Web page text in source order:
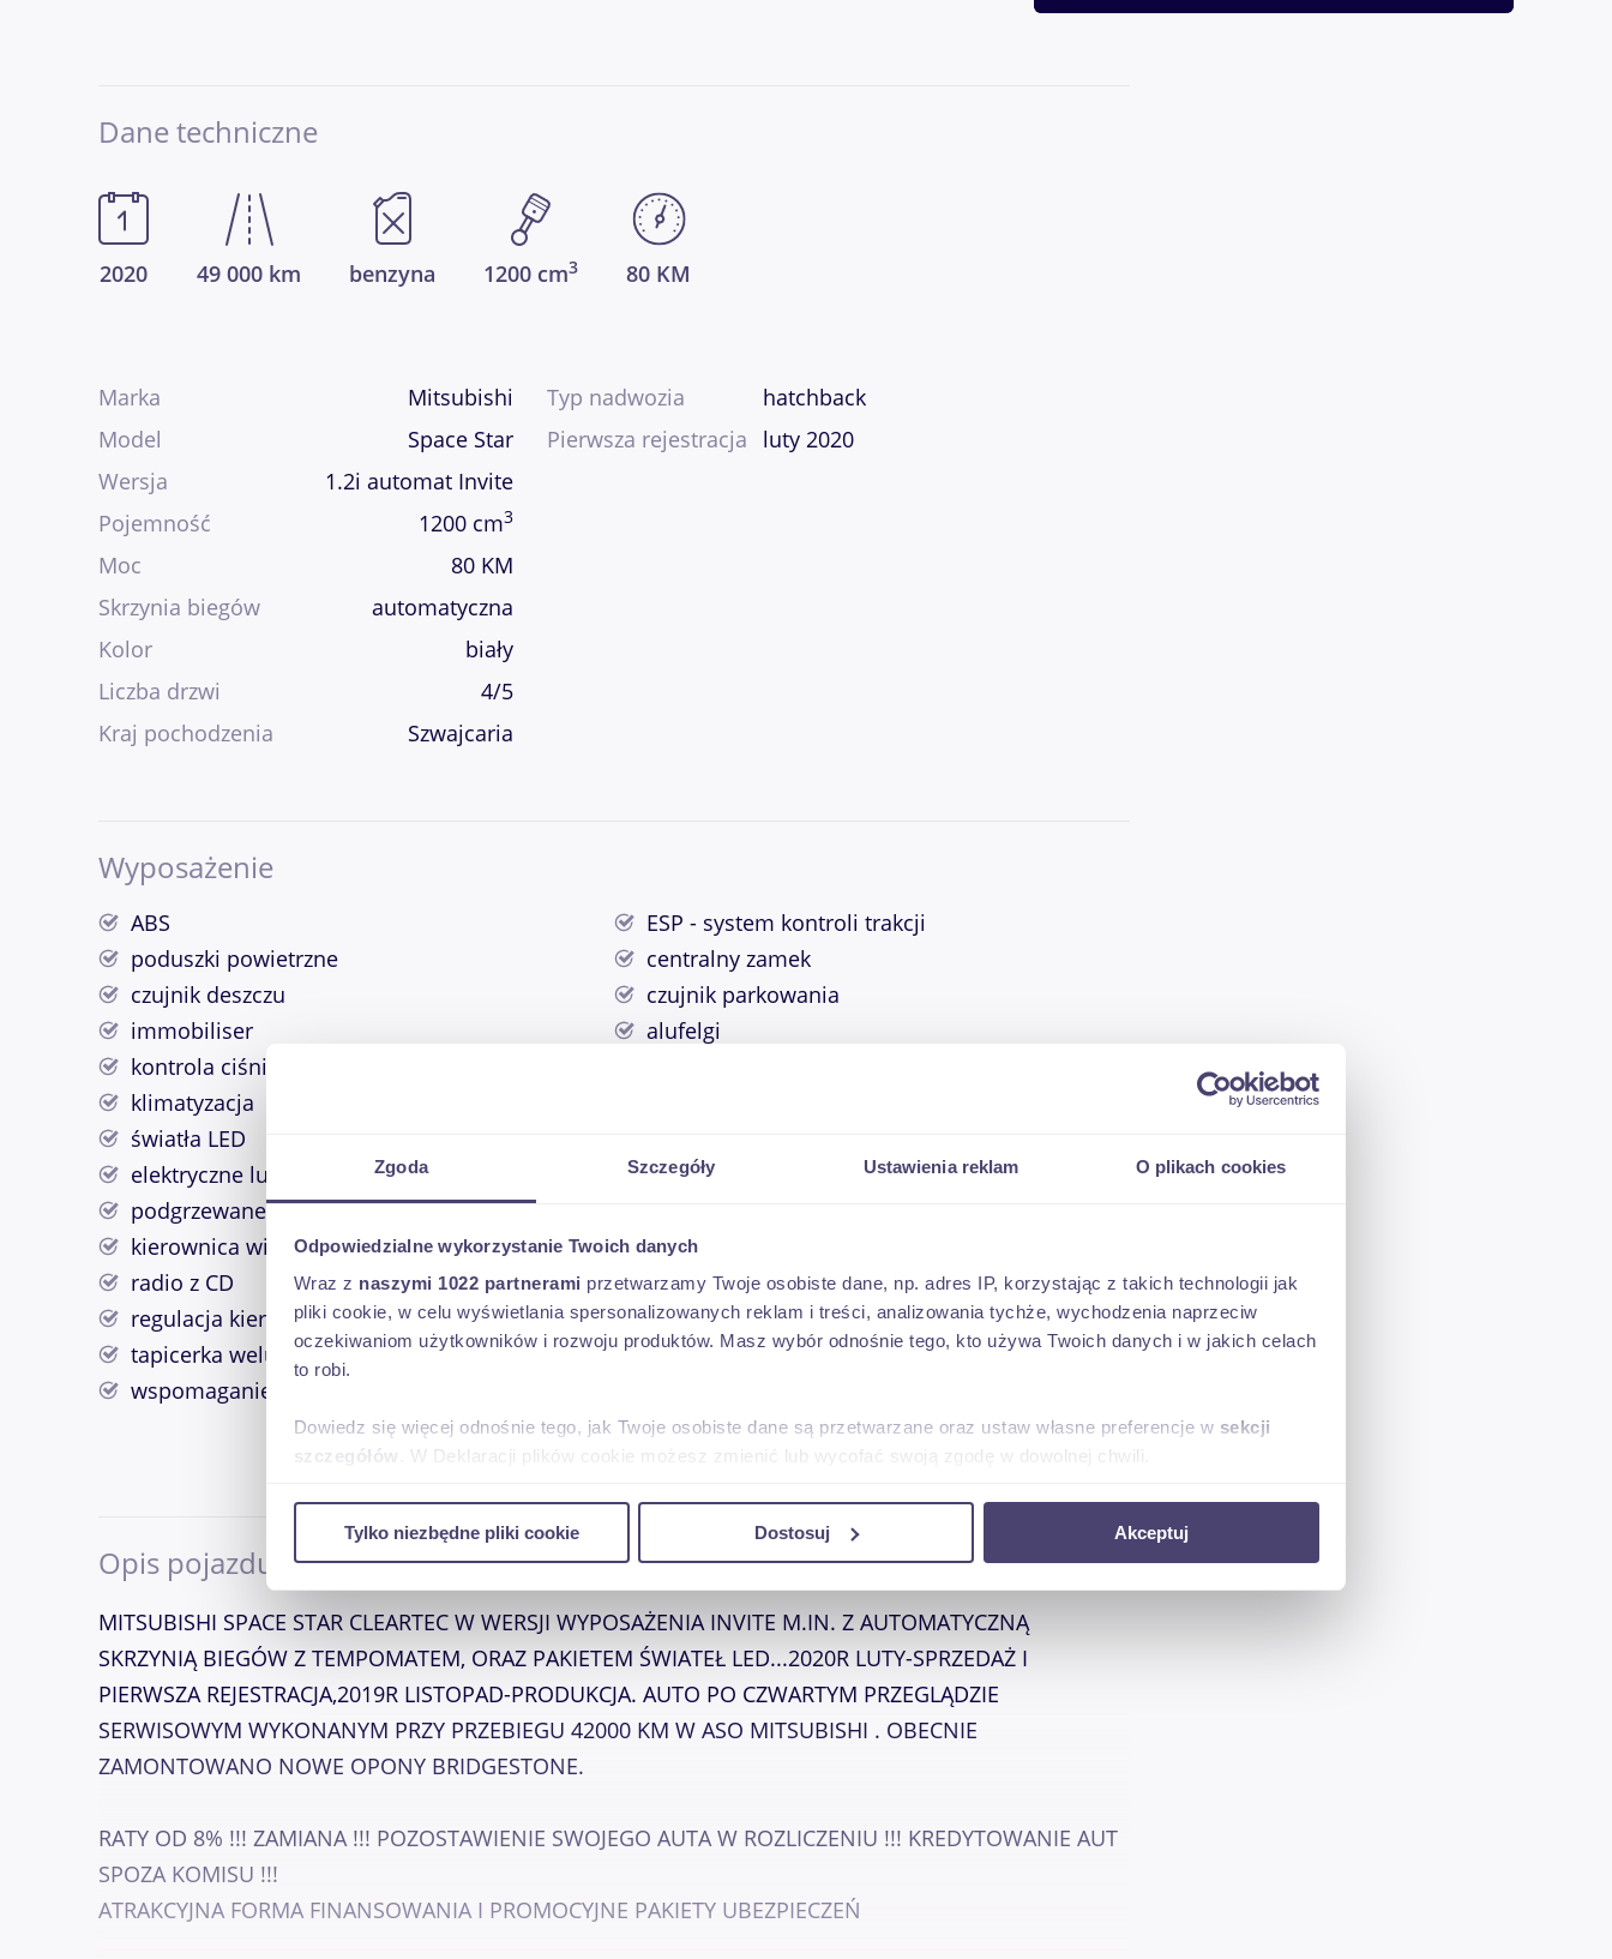
Zgoda Szczegóły Ustawienia reklam O plikach cookies
Odpowiedzialne wykorzystanie Twoich danych
Wraz z naszymi 1022 partnerami przetwarzamy Twoje osobiste dane, np. adres IP, korzystając z takich technologii jak
pliki cookie, w celu wyświetlania spersonalizowanych reklam i treści, analizowania tychże, wychodzenia naprzeciw
oczekiwaniom użytkowników i rozwoju produktów. Masz wybór odnośnie tego, kto używa Twoich danych i w jakich celach
to robi.
Dowiedz się więcej odnośnie tego, jak Twoje osobiste dane są przetwarzane oraz ustaw własne preferencje w sekcji
szczegółów . W Deklaracji plików cookie możesz zmienić lub wycofać swoją zgodę w dowolnej chwili.
ruch w naszej witrynie. Informacje o tym, jak korzystasz z naszej witryny, udostępniamy partnerom społecznościowym,
Tylko niezbędne pliki cookie Dostosuj Akceptuj
Dane techniczne
2020 49 000 km benzyna 1200 cm3 80 KM
Marka
Mitsubishi
Model
Space Star
Wersja
1.2i automat Invite
Pojemność
1200 cm3
Moc
80 KM
Skrzynia biegów
automatyczna
Kolor
biały
Liczba drzwi
4/5
Kraj pochodzenia
Szwajcaria
Typ nadwozia
hatchback
Pierwsza rejestracja
luty 2020
Wyposażenie
ABS
ESP - system kontroli trakcji
poduszki powietrzne
centralny zamek
czujnik deszczu
czujnik parkowania
immobiliser
alufelgi
kontrola ciśnienia opon
klimatyzacja
światła LED
elektryczne lusterka
elektryczne szyby
podgrzewane lusterka
kierownica wielofunkcyjna
komputer
radio z CD
radio z MP3
regulacja kierownicy
system start stop
tapicerka welurowa
tempomat
wspomaganie kierownicy
Opis pojazdu
MITSUBISHI SPACE STAR CLEARTEC W WERSJI WYPOSAŻENIA INVITE M.IN. Z AUTOMATYCZNĄ
SKRZYNIĄ BIEGÓW Z TEMPOMATEM, ORAZ PAKIETEM ŚWIATEŁ LED...2020R LUTY-SPRZEDAŻ I
PIERWSZA REJESTRACJA,2019R LISTOPAD-PRODUKCJA. AUTO PO CZWARTYM PRZEGLĄDZIE
SERWISOWYM WYKONANYM PRZY PRZEBIEGU 42000 KM W ASO MITSUBISHI . OBECNIE
ZAMONTOWANO NOWE OPONY BRIDGESTONE.
RATY OD 8% !!! ZAMIANA !!! POZOSTAWIENIE SWOJEGO AUTA W ROZLICZENIU !!! KREDYTOWANIE AUT
SPOZA KOMISU !!!
ATRAKCYJNA FORMA FINANSOWANIA I PROMOCYJNE PAKIETY UBEZPIECZEŃ